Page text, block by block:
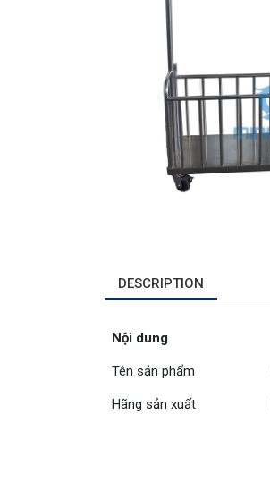
DESCRIPTION
Nội dung
Tên sản phẩm
Hãng sản xuất